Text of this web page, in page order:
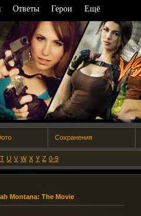
Сохранения
T U V W X Y Z 0-9
Montana: The Movie
Ответы Герои Ещё